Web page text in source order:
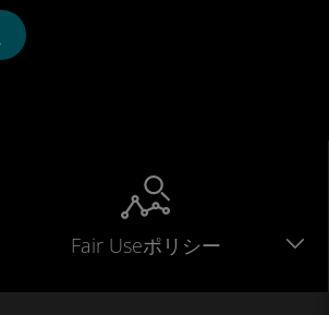
Fair Useポリシー